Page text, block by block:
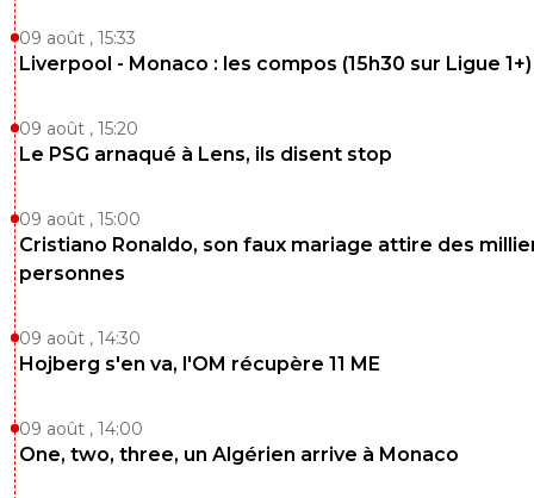
09 août , 15:33
Liverpool - Monaco : les compos (15h30 sur Ligue 1+)
09 août , 15:20
Le PSG arnaqué à Lens, ils disent stop
09 août , 15:00
Cristiano Ronaldo, son faux mariage attire des
personnes
09 août , 14:30
Hojberg s'en va, l'OM récupère 11 ME
09 août , 14:00
One, two, three, un Algérien arrive à Monaco